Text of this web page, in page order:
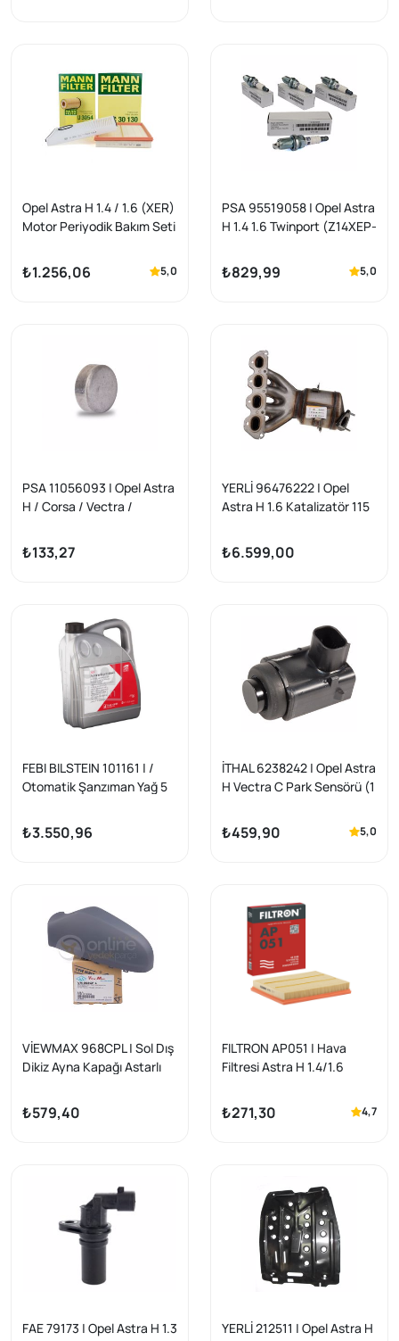
Opel Astra H 1.4 / 1.6 (XER)
Motor Periyodik Bakım Seti
₺1.256,06 5,0
PSA 95519058 | Opel Astra
H 1.4 1.6 Twinport (Z14XEP-
Tırnak Buji Takım Orijinal
₺829,99 5,0
PSA 11056093 | Opel Astra
H / Corsa / Vectra /
Motor Blok Su Tapası
34MM Orijinal | 1 Adet
₺133,27
YERLİ 96476222 | Opel
Astra H 1.6 Katalizatör 115
₺6.599,00
FEBI BILSTEIN 101161 | /
Otomatik Şanzıman Yağ 5
₺3.550,96
İTHAL 6238242 | Opel Astra
H Vectra C Park Sensörü (1
₺459,90 5,0
VİEWMAX 968CPL | Sol Dış
Dikiz Ayna Kapağı Astarlı
₺579,40
FILTRON AP051 | Hava
Filtresi Astra H 1.4/1.6
₺271,30 4,7
FAE 79173 | Opel Astra H 1.3
YERLİ 212511 | Opel Astra H